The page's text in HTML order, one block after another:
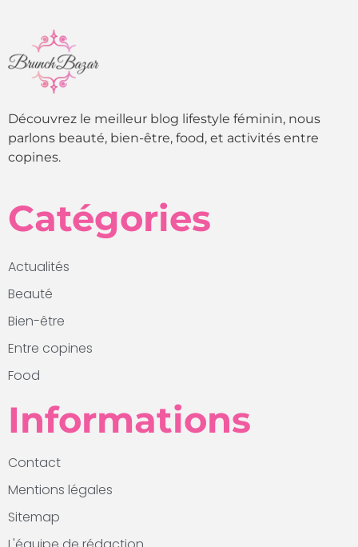
Découvrez le meilleur blog lifestyle féminin, nous
parlons beauté, bien-être, food, et activités entre
copines.
Catégories
Actualités
Beauté
Bien-être
Entre copines
Food
Informations
Contact
Mentions légales
Sitemap